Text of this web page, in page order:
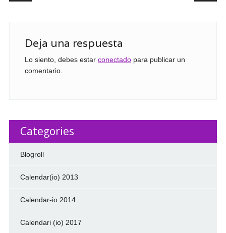
Deja una respuesta
Lo siento, debes estar conectadopara publicar un
comentario.
Categories
Blogroll
Calendar(io) 2013
Calendar-io 2014
Calendari (io) 2017